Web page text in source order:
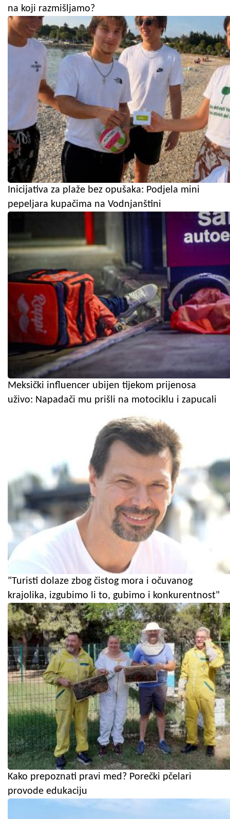
na koji razmišljamo?
Inicijativa za plaže bez opušaka: Podjela mini
pepeljara kupačima na Vodnjanštini
Meksički influencer ubijen tijekom prijenosa
uživo: Napadači mu prišli na motociklu i zapucali
"Turisti dolaze zbog čistog mora i očuvanog
krajolika, izgubimo li to, gubimo i konkurentnost"
Kako prepoznati pravi med? Porečki pčelari
provode edukaciju